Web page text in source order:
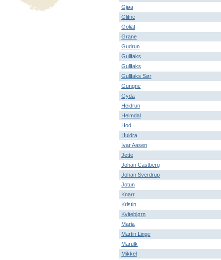
Gjøa
Glitne
Goliat
Grane
Gudrun
Gullfaks
Gullfaks
Gullfaks Sør
Gungne
Gyda
Heidrun
Heimdal
Hod
Huldra
Ivar Aasen
Jette
Johan Castberg
Johan Sverdrup
Jotun
Knarr
Kristin
Kvitebjørn
Maria
Martin Linge
Marulk
Mikkel